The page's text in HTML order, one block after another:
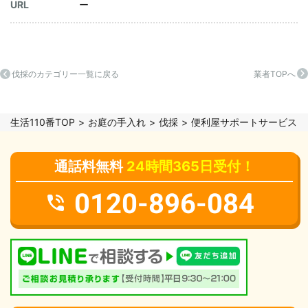
URL ー
伐採のカテゴリー一覧に戻る 業者TOPへ
生活110番TOP お庭の手入れ 伐採 便利屋サポートサービス
通話料無料 24時間365日受付！
0120-896-084